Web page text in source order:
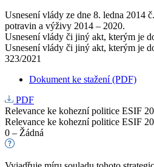
Usnesení vlády ze dne 8. ledna 2014
potravin a výživy 2014 – 2020.
Usnesení vlády či jiný akt, kterým je
Usnesení vlády či jiný akt, kterým je
323/2021
Dokument ke stažení (PDF)
PDF
Relevance ke kohezní politice ESIF
Relevance ke kohezní politice ESIF
0 – Žádná